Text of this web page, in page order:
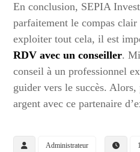
En conclusion, SEPIA
parfaitement le compas
exploiter tout cela, il est
RDV avec un conseiller.
conseil à un professionnel
guider vers le succès.
argent avec ce partenaire
Administrateur